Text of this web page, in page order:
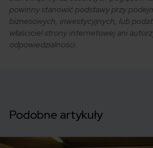
powinny stanowić podstawy przy
biznesowych, inwestycyjnych, lub
właściciel strony internetowej ani
odpowiedzialności.
Podobne artykuły